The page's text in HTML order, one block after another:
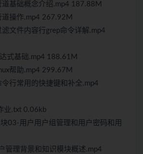
基础概念介绍.mp4 187.88M
操作.mp4 267.92M
文件内容行grep命令详解.mp4
式基础.mp4 188.61M
帮助.mp4 299.67M
行常用的快捷键和补全.mp4
业.txt 0.06kb
03-用户用户组管理和用户密码和用
管理背景和知识模块概述.mp4